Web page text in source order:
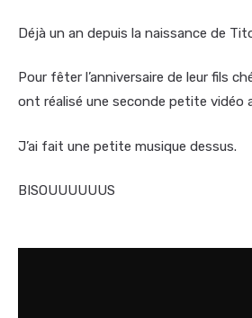
Déjà un an depuis la naissance de
Pour fêter l’anniversaire de leur fils
ont réalisé une seconde petite vidéo
J’ai fait une petite musique dessus.
BISOUUUUUUS